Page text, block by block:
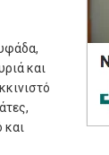
και
και